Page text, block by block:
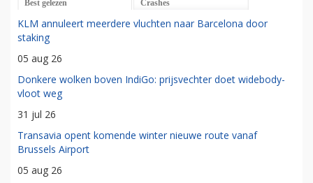
Best gelezen Crashes
KLM annuleert meerdere vluchten naar Barcelona door
staking
05 aug 26
Donkere wolken boven IndiGo: prijsvechter doet widebody-
vloot weg
31 jul 26
Transavia opent komende winter nieuwe route vanaf
Brussels Airport
05 aug 26